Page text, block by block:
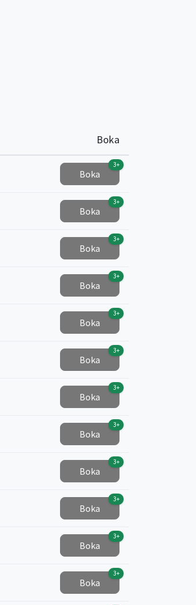
Boka
Boka
3+
Boka
3+
Boka
3+
Boka
3+
Boka
3+
Boka
3+
Boka
3+
Boka
3+
Boka
3+
Boka
3+
Boka
3+
Boka
3+